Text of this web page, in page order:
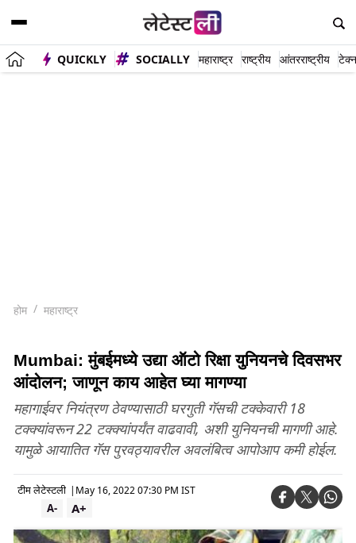
QUICKLY SOCIALLY महाराष्ट्र राष्ट्रीय आंतरराष्ट्रीय
होम महाराष्ट्र
Mumbai: मुंबईमध्ये उद्या ऑटो रिक्षा युनियनचे दिवसभर
आंदोलन; जाणून काय आहेत घ्या मागण्या
महागाईवर नियंत्रण ठेवण्यासाठी घरगुती गॅसची टक्केवारी 18
टक्क्यांवरून 22 टक्क्यांपर्यंत वाढवावी, अशी युनियनची मागणी आहे.
यामुळे आयातित गॅस पुरवठ्यावरील अवलंबित्व आपोआप कमी होईल.
टीम लेटेस्टली | May 16, 2022 07:30 PM IST
A+
A-